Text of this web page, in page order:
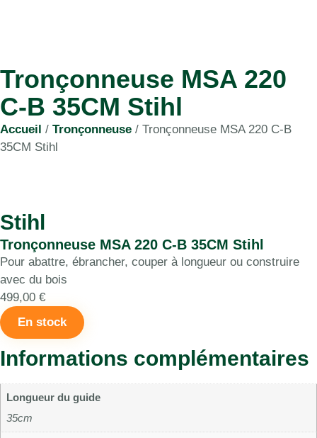
Tronçonneuse MSA 220
C-B 35CM Stihl
Accueil / Tronçonneuse / Tronçonneuse MSA 220 C-B
35CM Stihl
Stihl
Tronçonneuse MSA 220 C-B 35CM Stihl
Pour abattre, ébrancher, couper à longueur ou construire
avec du bois
499,00 €
En stock
Informations complémentaires
Longueur du guide
35cm